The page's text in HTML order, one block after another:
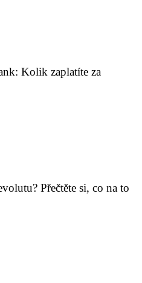
Kolik zaplatíte za
Přečtěte si, co na to